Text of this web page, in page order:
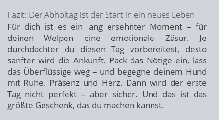
Fazit: Der Abholtag ist der Start in ein neues Leben
Für dich ist es ein lang ersehnter Moment – für
deinen Welpen eine emotionale Zäsur. Je
durchdachter du diesen Tag vorbereitest, desto
sanfter wird die Ankunft. Pack das Nötige ein, lass
das Überflüssige weg – und begegne deinem Hund
mit Ruhe, Präsenz und Herz. Dann wird der erste
Tag nicht perfekt – aber sicher. Und das ist das
größte Geschenk, das du machen kannst.